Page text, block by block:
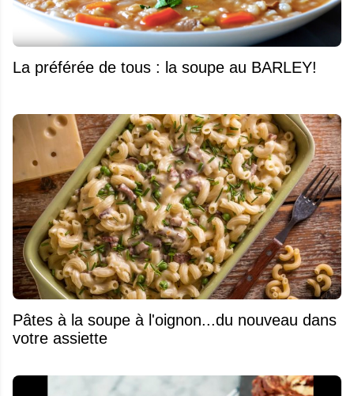
La préférée de tous : la soupe au BARLEY!
Pâtes à la soupe à l'oignon...du nouveau dans
votre assiette